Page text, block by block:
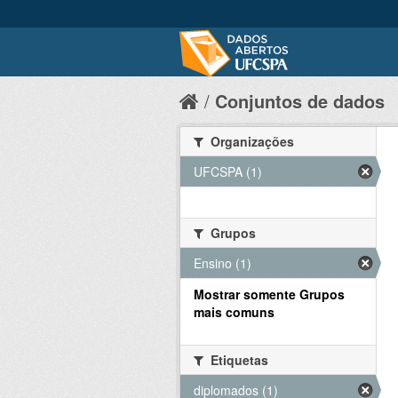
Conjuntos de dados
Organizações
UFCSPA (1)
Grupos
Ensino (1)
Mostrar somente Grupos
mais comuns
Etiquetas
diplomados (1)